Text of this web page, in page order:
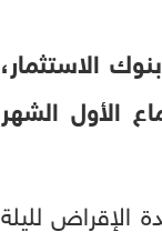
الاستثمار،
الأول الشهر
الإقراض لليلة